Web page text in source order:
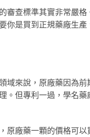
審查標準其實非常嚴
你是買到正規藥廠生
域來說，原廠藥因為
。但專利一過，學名
原廠藥一顆的價格可